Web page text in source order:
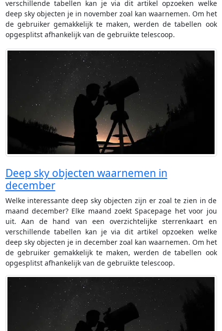
verschillende tabellen kan je via dit artikel opzoeken welke
deep sky objecten je in november zoal kan waarnemen. Om het
de gebruiker gemakkelijk te maken, werden de tabellen ook
opgesplitst afhankelijk van de gebruikte telescoop.
Deep sky objecten waarnemen in
december
Welke interessante deep sky objecten zijn er zoal te zien in de
maand december? Elke maand zoekt Spacepage het voor jou
uit. Aan de hand van een overzichtelijke sterrenkaart en
verschillende tabellen kan je via dit artikel opzoeken welke
deep sky objecten je in december zoal kan waarnemen. Om het
de gebruiker gemakkelijk te maken, werden de tabellen ook
opgesplitst afhankelijk van de gebruikte telescoop.